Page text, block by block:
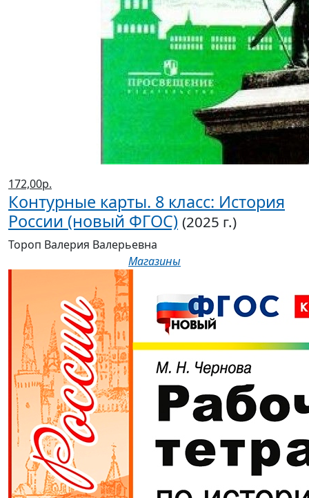
172,00р.
Контурные карты. 8 класс: История
России (новый ФГОС) (2025 г.)
Тороп Валерия Валерьевна
Магазины